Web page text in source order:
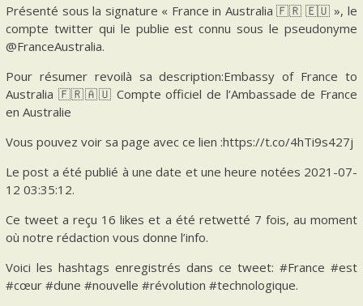
Présenté sous la signature « France in Australia 🇫🇷 🇪🇺 », le
compte twitter qui le publie est connu sous le pseudonyme
@FranceAustralia.
Pour résumer revoilà sa description:Embassy of France to
Australia 🇫🇷🇦🇺 Compte officiel de l’Ambassade de France
en Australie
Vous pouvez voir sa page avec ce lien :https://t.co/4hTi9s427j
Le post a été publié à une date et une heure notées 2021-07-
12 03:35:12.
Ce tweet a reçu 16 likes et a été retwetté 7 fois, au moment
où notre rédaction vous donne l’info.
Voici les hashtags enregistrés dans ce tweet: #France #est
#cœur #dune #nouvelle #révolution #technologique.